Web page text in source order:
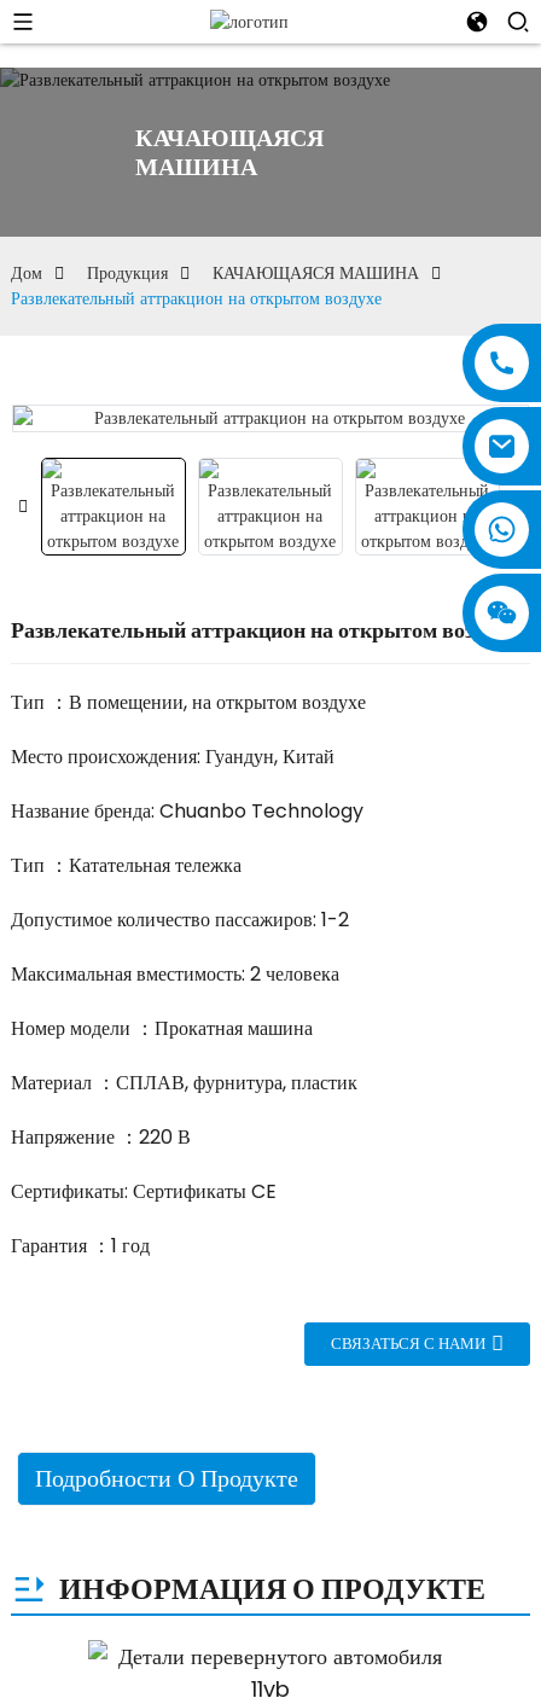
КАЧАЮЩАЯСЯ
МАШИНА
Дом Продукция
КАЧАЮЩАЯСЯ МАШИНА
Развлекательный аттракцион на открытом воздухе
Развлекательный аттракцион на открытом воздухе
Тип ：В помещении, на открытом воздухе
Место происхождения: Гуандун, Китай
Название бренда: Chuanbo Technology
Тип ：Катательная тележка
Допустимое количество пассажиров: 1-2
Максимальная вместимость: 2 человека
Номер модели ：Прокатная машина
Материал ：СПЛАВ, фурнитура, пластик
Напряжение ：220 В
Сертификаты: Сертификаты CE
Гарантия ：1 год
СВЯЗАТЬСЯ С НАМИ
Подробности О Продукте
ИНФОРМАЦИЯ О ПРОДУКТЕ